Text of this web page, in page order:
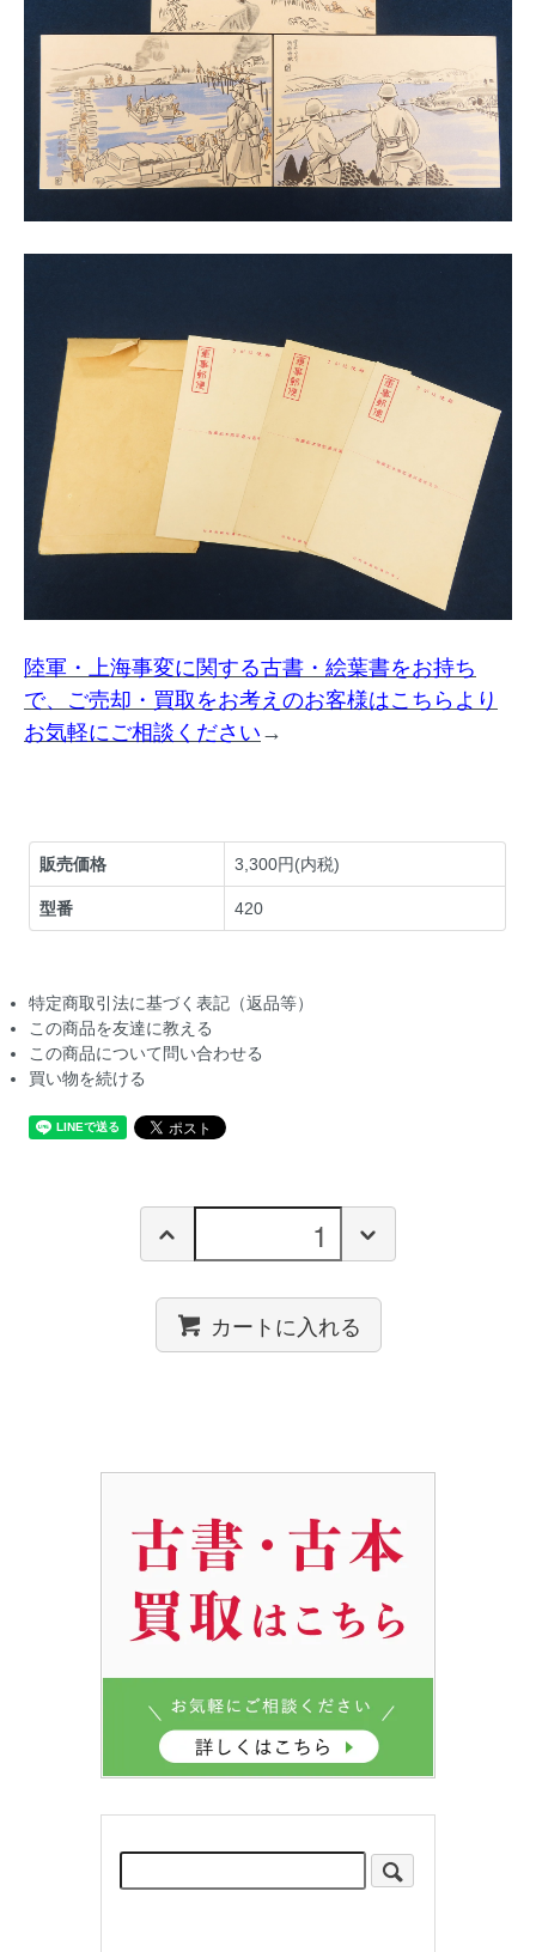
陸軍・上海事変に関する古書・絵葉書をお持ち
で、ご売却・買取をお考えのお客様はこちらより
お気軽にご相談ください →
販売価格 3,300円(内税)
型番 420
特定商取引法に基づく表記（返品等）
この商品を友達に教える
この商品について問い合わせる
買い物を続ける
カートに入れる